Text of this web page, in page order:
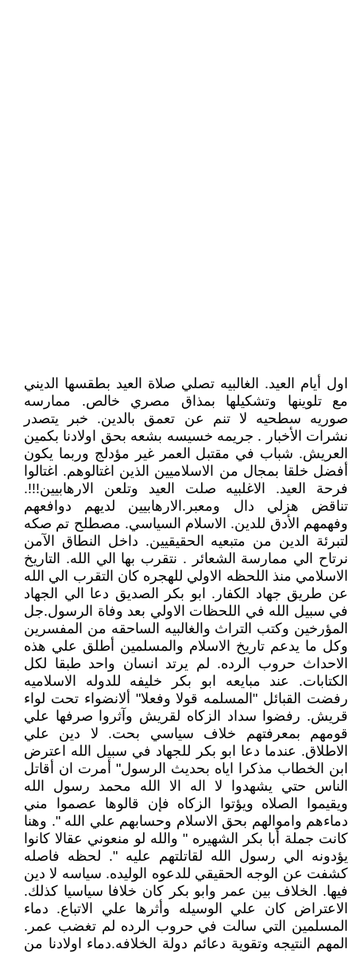
اول أيام العيد. الغالبيه تصلي صلاة العيد بطقسها الديني
مع تلوينها وتشكيلها بمذاق مصري خالص. ممارسه
صوريه سطحيه لا تنم عن تعمق بالدين. خبر يتصدر
نشرات الأخبار . جريمه خسيسه بشعه بحق اولادنا بكمين
العريش. شباب في مقتبل العمر غير مؤدلج وربما يكون
أفضل خلقا بمجال من الاسلاميين الذين اغتالوهم. اغتالوا
فرحة العيد. الاغلبيه صلت العيد وتلعن الارهابيين!!!.
تناقض هزلي دال ومعبر.الارهابيين لديهم دوافعهم
وفهمهم الأدق للدين. الاسلام السياسي. مصطلح تم صكه
لتبرئة الدين من متبعيه الحقيقيين. داخل النطاق الآمن
نرتاح الي ممارسة الشعائر . نتقرب بها الي الله. التاريخ
الاسلامي منذ اللحظه الاولي للهجره كان التقرب الي الله
عن طريق جهاد الكفار. ابو بكر الصديق دعا الي الجهاد
في سبيل الله في اللحظات الاولي بعد وفاة الرسول.جل
المؤرخين وكتب التراث والغالبيه الساحقه من المفسرين
وكل ما يدعم تاريخ الاسلام والمسلمين أطلق علي هذه
الاحداث حروب الرده. لم يرتد انسان واحد طبقا لكل
الكتابات. عند مبايعه ابو بكر خليفه للدوله الاسلاميه
رفضت القبائل "المسلمه قولا وفعلا" ألانضواء تحت لواء
قريش. رفضوا سداد الزكاه لقريش وآثروا صرفها علي
قومهم بمعرفتهم خلاف سياسي بحت. لا دين علي
الاطلاق. عندما دعا ابو بكر للجهاد في سبيل الله اعترض
ابن الخطاب مذكرا اياه بحديث الرسول" أمرت ان أقاتل
الناس حتي يشهدوا لا اله الا الله محمد رسول الله
ويقيموا الصلاه ويؤتوا الزكاه فإن قالوها عصموا مني
دماءهم واموالهم بحق الاسلام وحسابهم علي الله ". وهنا
كانت جملة أبا بكر الشهيره " والله لو منعوني عقالا كانوا
يؤدونه الي رسول الله لقاتلتهم عليه ". لحظه فاصله
كشفت عن الوجه الحقيقي للدعوه الوليده. سياسه لا دين
فيها. الخلاف بين عمر وابو بكر كان خلافا سياسيا كذلك.
الاعتراض كان علي الوسيله وأثرها علي الاتباع. دماء
المسلمين التي سالت في حروب الرده لم تغضب عمر.
المهم النتيجه وتقوية دعائم دولة الخلافه.دماء اولادنا من